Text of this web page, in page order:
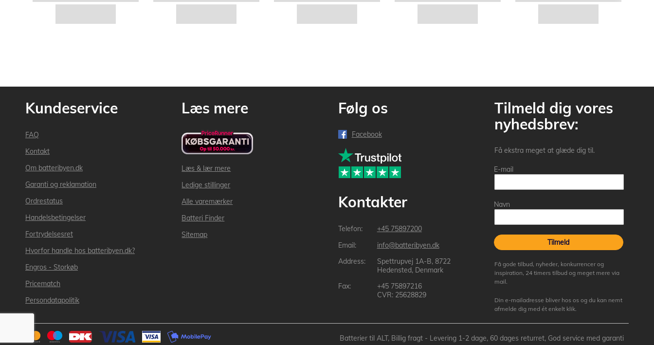
Kundeservice
FAQ
Kontakt
Om batteribyen.dk
Garanti og reklamation
Ordrestatus
Handelsbetingelser
Fortrydelsesret
Hvorfor handle hos batteribyen.dk?
Engros - Storkøb
Pricematch
Persondatapolitik
Læs mere
Læs & lær mere
Ledige stillinger
Alle varemærker
Batteri Finder
Sitemap
Følg os
Facebook
Kontakter
+45 75897200
info@batteribyen.dk
Spettrupvej 1A-B, 8722
Hedensted, Denmark
+45 75897216
CVR: 25628829
Tilmeld dig vores
nyhedsbrev:
Få ekstra meget at glæde dig til.
E-mail
Navn
Tilmeld
Få gode tilbud, nyheder, konkurrencer og
inspiration, 24 timers tilbud og meget mere via
mail.
Din e-mailadresse bliver hos os og du kan nemt
afmelde dig med ét enkelt klik.
Batterier til ALT, Billig fragt - Levering 1-2 dage, 60 dages returret, God service med garanti